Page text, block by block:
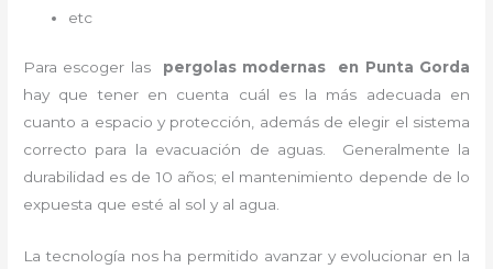
etc
Para escoger las pergolas modernas en Punta Gorda
hay que tener en cuenta cuál es la más adecuada en
cuanto a espacio y protección, además de elegir el sistema
correcto para la evacuación de aguas. Generalmente la
durabilidad es de 10 años; el mantenimiento depende de lo
expuesta que esté al sol y al agua.
La tecnología nos ha permitido avanzar y evolucionar en la